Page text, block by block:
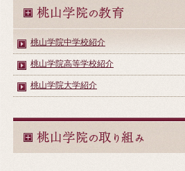
桃山学院中学校紹介
桃山学院高等学校紹介
桃山学院大学紹介